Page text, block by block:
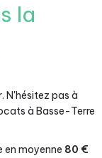
la
N'hésitez pas à
à Basse-Terre
en moyenne 80 €